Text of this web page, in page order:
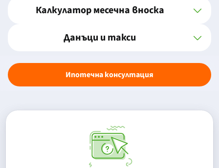
Калкулатор месечна вноска
Данъци и такси
Ипотечна консултация